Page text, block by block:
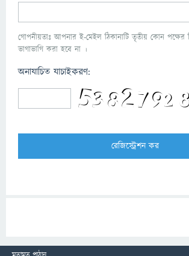
গোপনীয়তাঃ আপনার ই-মেইল ঠিকানাটি তৃতীয় কোন পক্ষের
ভাগাভাগি করা হবে না ।
অনাযাচিত যাচাইকরণ: